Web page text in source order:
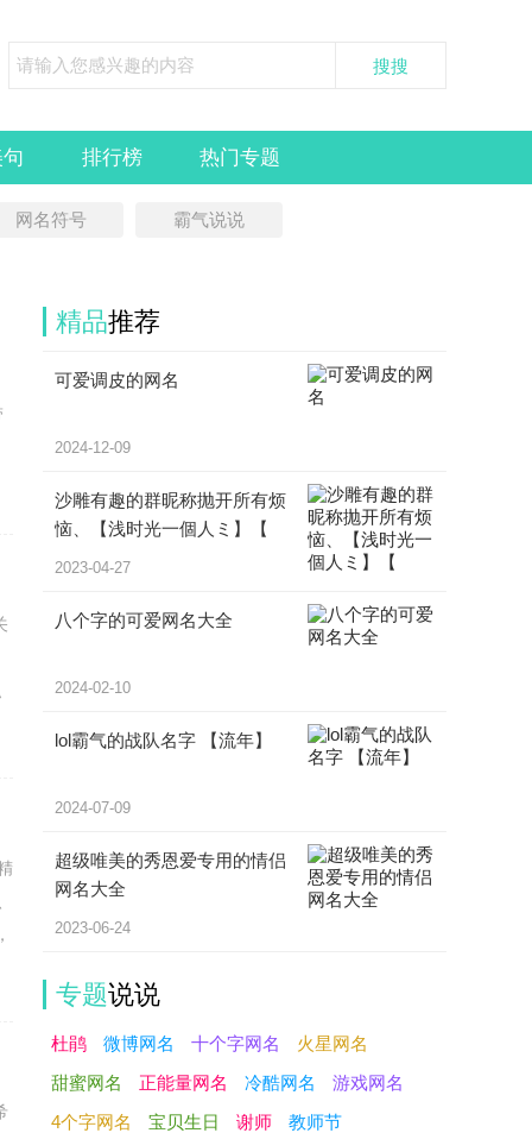
排行榜 热门专题
网名符号 霸气说说
精品推荐
可爱调皮的网名
2024-12-09
沙雕有趣的群昵称抛开所有烦
恼、【浅时光一個人ミ】【
2023-04-27
八个字的可爱网名大全
2024-02-10
lol霸气的战队名字 【流年】
2024-07-09
超级唯美的秀恩爱专用的情侣
网名大全
2023-06-24
专题说说
杜鹃 微博网名 十个字网名
火星网名
甜蜜网名
正能量网名 冷酷网名
游戏网名
4个字网名
宝贝生日 谢师
教师节